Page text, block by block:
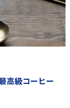
高級コーヒー